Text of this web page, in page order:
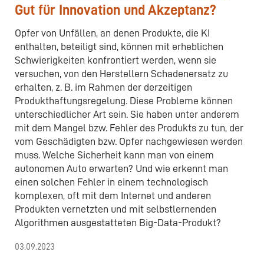
Gut für Innovation und Akzeptanz?
Opfer von Unfällen, an denen Produkte, die KI
enthalten, beteiligt sind, können mit erheblichen
Schwierigkeiten konfrontiert werden, wenn sie
versuchen, von den Herstellern Schadenersatz zu
erhalten, z. B. im Rahmen der derzeitigen
Produkthaftungsregelung. Diese Probleme können
unterschiedlicher Art sein. Sie haben unter anderem
mit dem Mangel bzw. Fehler des Produkts zu tun, der
vom Geschädigten bzw. Opfer nachgewiesen werden
muss. Welche Sicherheit kann man von einem
autonomen Auto erwarten? Und wie erkennt man
einen solchen Fehler in einem technologisch
komplexen, oft mit dem Internet und anderen
Produkten vernetzten und mit selbstlernenden
Algorithmen ausgestatteten Big-Data-Produkt?
03.09.2023